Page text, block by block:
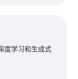
度学习和生成式